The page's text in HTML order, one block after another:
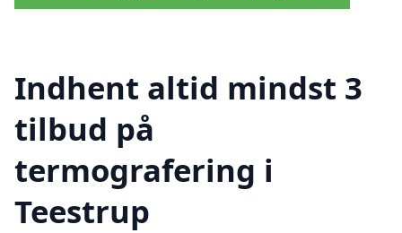
Indhent altid mindst 3
tilbud på
termografering i
Teestrup